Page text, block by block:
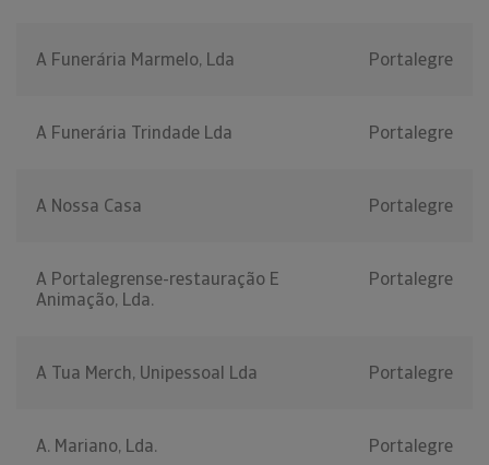
A Funerária Marmelo, Lda Portalegre
A Funerária Trindade Lda Portalegre
A Nossa Casa Portalegre
A Portalegrense-restauração E
Animação, Lda.
Portalegre
A Tua Merch, Unipessoal Lda Portalegre
A. Mariano, Lda. Portalegre